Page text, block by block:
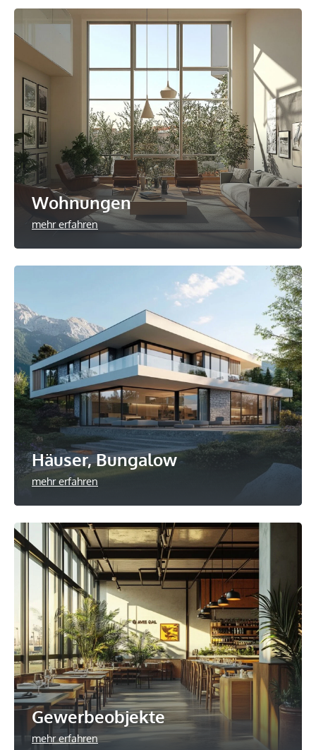
Wohnungen
mehr erfahren
Häuser, Bungalow
mehr erfahren
Gewerbeobjekte
mehr erfahren